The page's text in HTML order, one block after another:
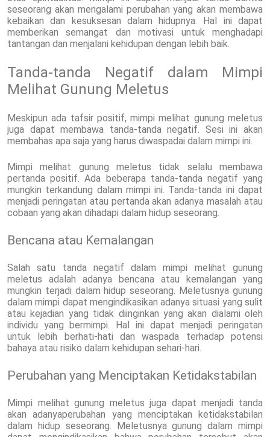
seseorang akan mengalami perubahan yang akan membawa
kebaikan dan kesuksesan dalam hidupnya. Hal ini dapat
memberikan semangat dan motivasi untuk menghadapi
tantangan dan menjalani kehidupan dengan lebih baik.
Tanda-tanda Negatif dalam Mimpi
Melihat Gunung Meletus
Meskipun ada tafsir positif, mimpi melihat gunung meletus
juga dapat membawa tanda-tanda negatif. Sesi ini akan
membahas apa saja yang harus diwaspadai dalam mimpi ini.
Mimpi melihat gunung meletus tidak selalu membawa
pertanda positif. Ada beberapa tanda-tanda negatif yang
mungkin terkandung dalam mimpi ini. Tanda-tanda ini dapat
menjadi peringatan atau pertanda akan adanya masalah atau
cobaan yang akan dihadapi dalam hidup seseorang.
Bencana atau Kemalangan
Salah satu tanda negatif dalam mimpi melihat gunung
meletus adalah adanya bencana atau kemalangan yang
mungkin terjadi dalam hidup seseorang. Meletusnya gunung
dalam mimpi dapat mengindikasikan adanya situasi yang sulit
atau kejadian yang tidak diinginkan yang akan dialami oleh
individu yang bermimpi. Hal ini dapat menjadi peringatan
untuk lebih berhati-hati dan waspada terhadap potensi
bahaya atau risiko dalam kehidupan sehari-hari.
Perubahan yang Menciptakan Ketidakstabilan
Mimpi melihat gunung meletus juga dapat menjadi tanda
akan adanyaperubahan yang menciptakan ketidakstabilan
dalam hidup seseorang. Meletusnya gunung dalam mimpi